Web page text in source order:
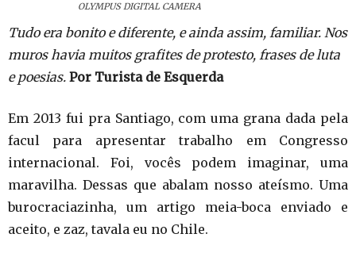
OLYMPUS DIGITAL CAMERA
Tudo era bonito e diferente, e ainda assim, familiar. Nos
muros havia muitos grafites de protesto, frases de luta
e poesias. Por Turista de Esquerda
Em 2013 fui pra Santiago, com uma grana dada pela
facul para apresentar trabalho em Congresso
internacional. Foi, vocês podem imaginar, uma
maravilha. Dessas que abalam nosso ateísmo. Uma
burocraciazinha, um artigo meia-boca enviado e
aceito, e zaz, tavala eu no Chile.